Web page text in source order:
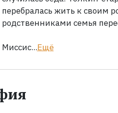
перебралась жить к своим
родственниками семья
Миссис...Ещё